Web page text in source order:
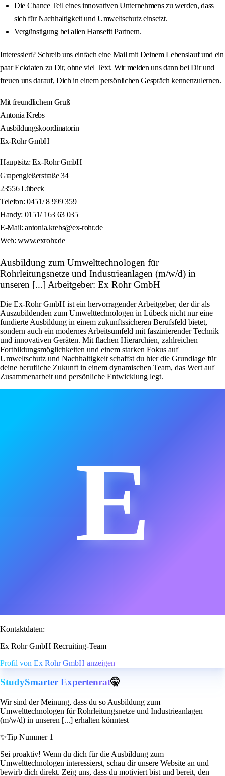
Die Chance Teil eines innovativen Unternehmens zu werden, dass
sich für Nachhaltigkeit und Umweltschutz einsetzt.
Vergünstigung bei allen Hansefit Partnern.
Interessiert? Schreib uns einfach eine Mail mit Deinem Lebenslauf und ein
paar Eckdaten zu Dir, ohne viel Text. Wir melden uns dann bei Dir und
freuen uns darauf, Dich in einem persönlichen Gespräch kennenzulernen.
Mit freundlichem Gruß
Antonia Krebs
Ausbildungskoordinatorin
Ex-Rohr GmbH
Hauptsitz: Ex-Rohr GmbH
Grapengießerstraße 34
23556 Lübeck
Telefon: 0451/ 8 999 359
Handy: 0151/ 163 63 035
E-Mail: antonia.krebs@ex-rohr.de
Web: www.exrohr.de
Ausbildung zum Umwelttechnologen für
Rohrleitungsnetze und Industrieanlagen (m/w/d) in
unseren [...] Arbeitgeber: Ex Rohr GmbH
Die Ex-Rohr GmbH ist ein hervorragender Arbeitgeber, der dir als
Auszubildenden zum Umwelttechnologen in Lübeck nicht nur eine
fundierte Ausbildung in einem zukunftssicheren Berufsfeld bietet,
sondern auch ein modernes Arbeitsumfeld mit faszinierender Technik
und innovativen Geräten. Mit flachen Hierarchien, zahlreichen
Fortbildungsmöglichkeiten und einem starken Fokus auf
Umweltschutz und Nachhaltigkeit schaffst du hier die Grundlage für
deine berufliche Zukunft in einem dynamischen Team, das Wert auf
Zusammenarbeit und persönliche Entwicklung legt.
E
Kontaktdaten:
Ex Rohr GmbH Recruiting-Team
Profil von Ex Rohr GmbH anzeigen
StudySmarter Expertenrat🤫
Wir sind der Meinung, dass du so Ausbildung zum
Umwelttechnologen für Rohrleitungsnetze und Industrieanlagen
(m/w/d) in unseren [...] erhalten könntest
✨Tip Nummer 1
Sei proaktiv! Wenn du dich für die Ausbildung zum
Umwelttechnologen interessierst, schau dir unsere Website an und
bewirb dich direkt. Zeig uns, dass du motiviert bist und bereit, den